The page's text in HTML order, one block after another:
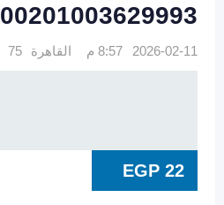
00201003629993
2026-02-11 8:57 م القاهرة 75 مشاهدة
EGP 22